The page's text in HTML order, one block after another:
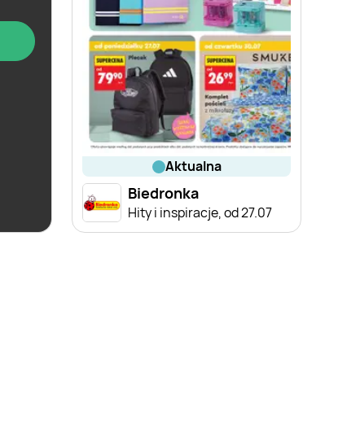
aktualna
Biedronka
Hity i inspiracje, od 27.07